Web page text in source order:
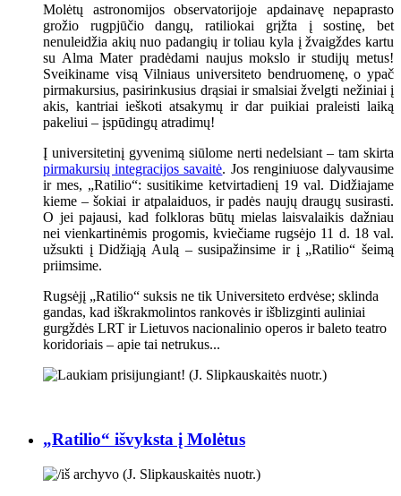
Molėtų astronomijos observatorijoje apdainavę nepaprasto
grožio rugpjūčio dangų, ratiliokai grįžta į sostinę, bet
nenuleidžia akių nuo padangių ir toliau kyla į žvaigždes kartu
su Alma Mater pradėdami naujus mokslo ir studijų metus!
Sveikiname visą Vilniaus universiteto bendruomenę, o ypač
pirmakursius, pasirinkusius drąsiai ir smalsiai žvelgti nežiniai į
akis, kantriai ieškoti atsakymų ir dar puikiai praleisti laiką
pakeliui – įspūdingų atradimų!
Į universitetinį gyvenimą siūlome nerti nedelsiant – tam skirta
pirmakursių integracijos savaitė. Jos renginiuose dalyvausime
ir mes, „Ratilio“: susitikime ketvirtadienį 19 val. Didžiajame
kieme – šokiai ir atpalaiduos, ir padės naujų draugų susirasti.
O jei pajausi, kad folkloras būtų mielas laisvalaikis dažniau
nei vienkartinėmis progomis, kviečiame rugsėjo 11 d. 18 val.
užsukti į Didžiąją Aulą – susipažinsime ir į „Ratilio“ šeimą
priimsime.
Rugsėjį „Ratilio“ suksis ne tik Universiteto erdvėse; sklinda
gandas, kad iškrakmolintos rankovės ir išblizginti auliniai
gurgždės LRT ir Lietuvos nacionalinio operos ir baleto teatro
koridoriais – apie tai netrukus...
„Ratilio“ išvyksta į Molėtus